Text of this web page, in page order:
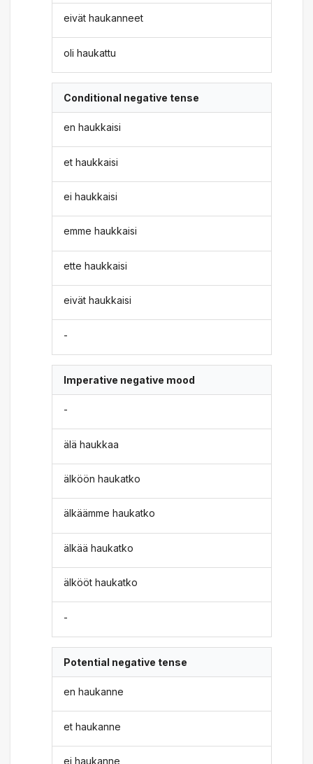
eivät haukanneet
oli haukattu
Conditional negative tense
en haukkaisi
et haukkaisi
ei haukkaisi
emme haukkaisi
ette haukkaisi
eivät haukkaisi
-
Imperative negative mood
-
älä haukkaa
älköön haukatko
älkäämme haukatko
älkää haukatko
älkööt haukatko
-
Potential negative tense
en haukanne
et haukanne
ei haukanne